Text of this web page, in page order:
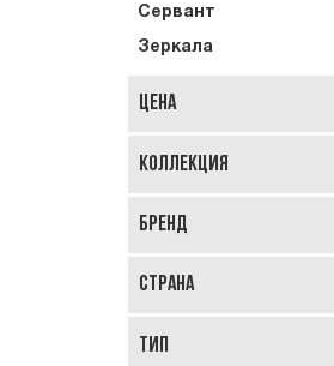
Сервант
Зеркала
Цена
Коллекция
Бренд
Страна
Тип